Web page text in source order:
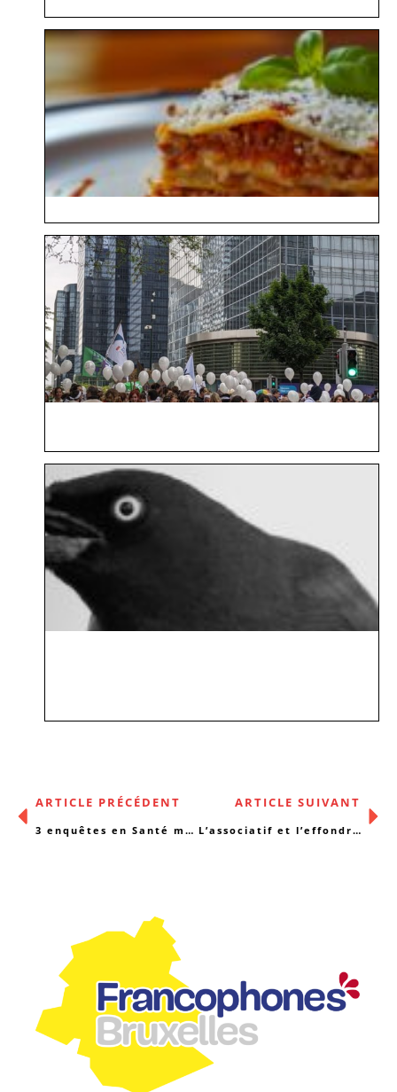
ARTICLE PRÉCÉDENT
3 enquêtes en Santé mentale: Usagers, personnel soignant et personnel soignant assuétudes
ARTICLE SUIVANT
L’associatif et l’effondrement des repères : entretien avec Roland Gori